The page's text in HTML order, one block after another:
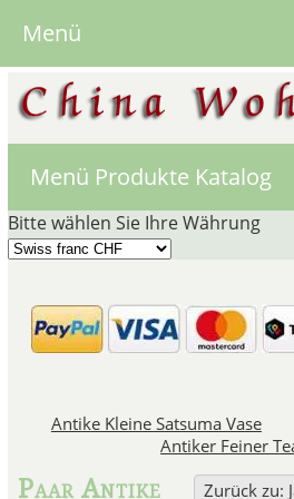
Menü Produkte Katalog
Bitte wählen Sie Ihre Währung
Antike Kleine Satsuma Vase
Antiker Feiner
Zurück zu:
Paar Antike
Menü